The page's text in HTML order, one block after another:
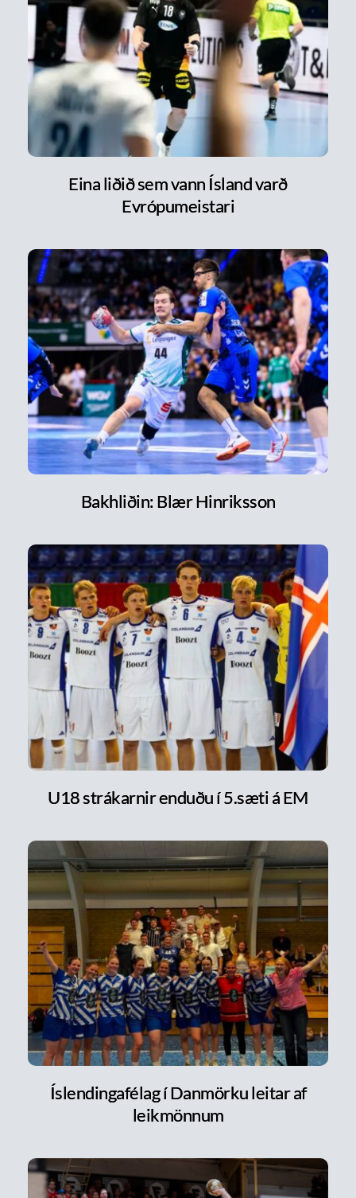
Eina liðið sem vann Ísland varð
Evrópumeistari
Bakhliðin: Blær Hinriksson
U18 strákarnir enduðu í 5.sæti á EM
Íslendingafélag í Danmörku leitar af
leikmönnum